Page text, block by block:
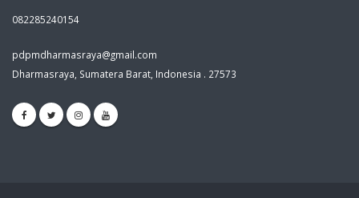
082285240154
pdpmdharmasraya@gmail.com
Dharmasraya, Sumatera Barat, Indonesia . 27573